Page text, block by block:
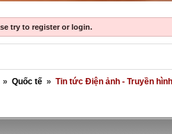
try to register or login.
» Quốc tế » Tin tức Điện ảnh - Truyền